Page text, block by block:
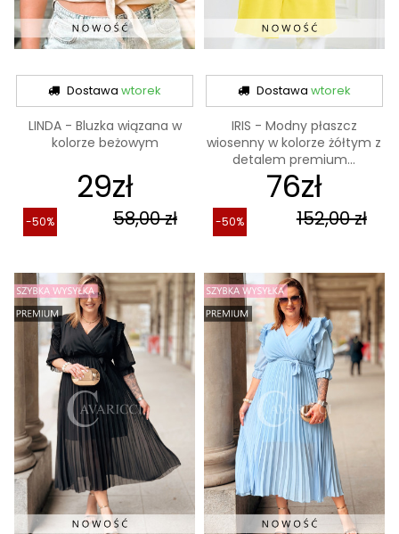
Dostawawtorek
LINDA - Bluzka wiązana w
kolorze beżowym
29zł
58,00 zł
-50%
Dostawa wtorek
IRIS - Modny płaszcz
wiosenny w kolorze żółtym z
detalem premium...
76zł
152,00 zł
-50%